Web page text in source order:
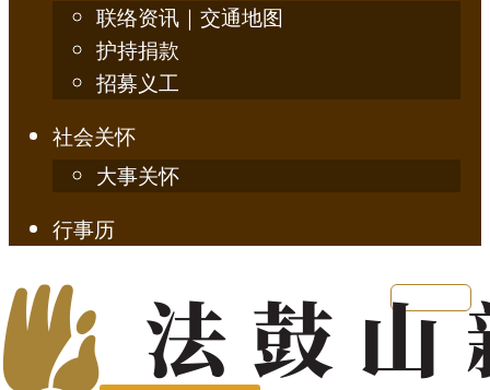
联络资讯｜交通地图
护持捐款
招募义工
社会关怀
大事关怀
行事历